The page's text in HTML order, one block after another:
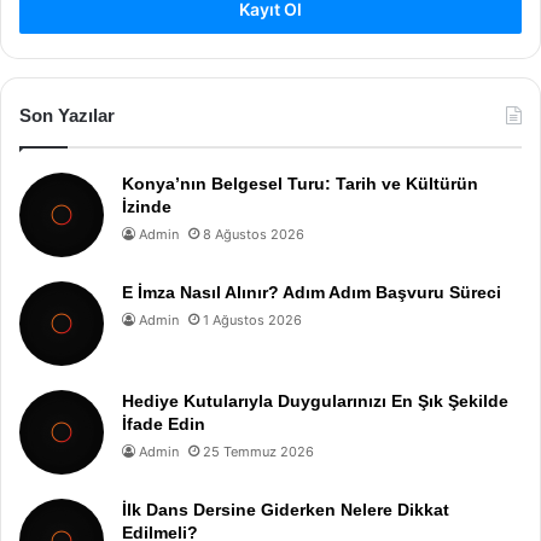
Kayıt Ol
Son Yazılar
Konya’nın Belgesel Turu: Tarih ve Kültürün
İzinde
Admin 8 Ağustos 2026
E İmza Nasıl Alınır? Adım Adım Başvuru Süreci
Admin 1 Ağustos 2026
Hediye Kutularıyla Duygularınızı En Şık Şekilde
İfade Edin
Admin 25 Temmuz 2026
İlk Dans Dersine Giderken Nelere Dikkat
Edilmeli?